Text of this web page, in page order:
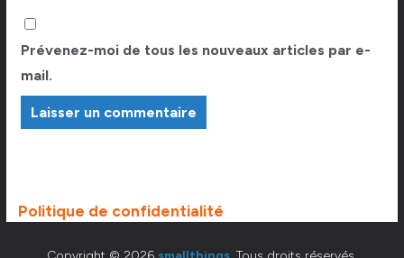
Prévenez-moi de tous les nouveaux articles par e-
mail.
Politique de confidentialité